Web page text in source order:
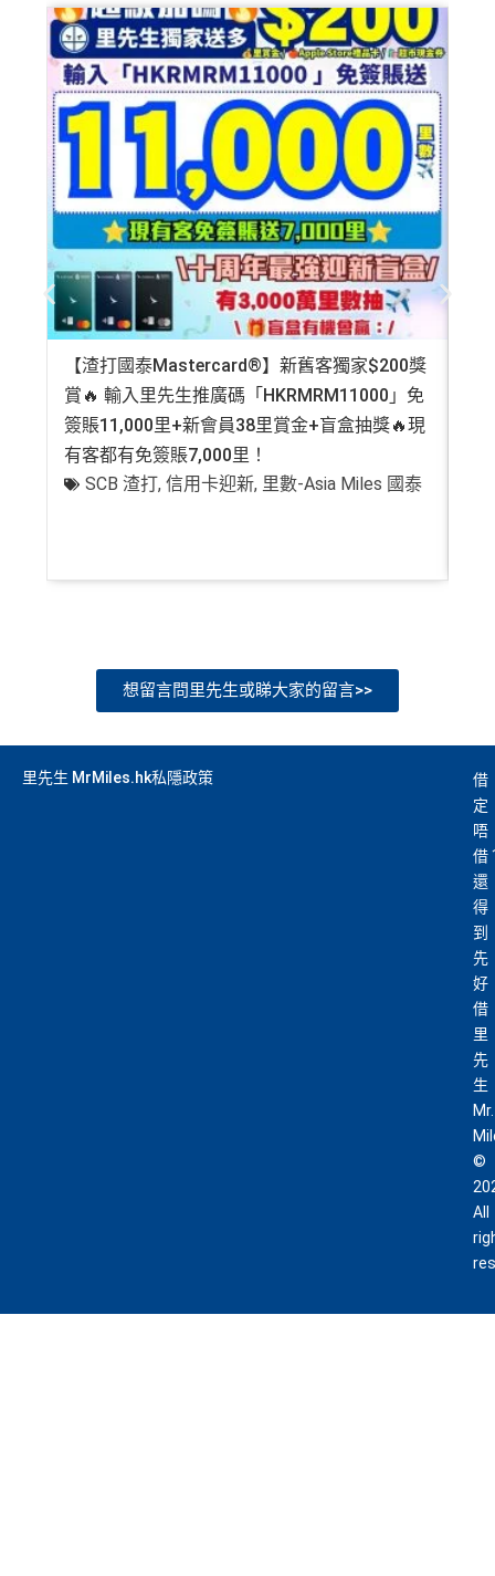
信和酒店優惠：會送住宿禮券，信和酒店及遠東酒店
集團第二晚免費住宿
積分無限期
飲食優惠全集：
AE美膳會及餐廳優惠合集 /AE買一送
一
優惠活動更新： AE信用卡優惠合集
年費$9,500無得豁免
海外簽賬手續費小貴，有2%收費(其他卡做緊1至1.9
5%)
平日簽賬HK$9=1里，儲里數嚟講唔算吸引
轉換成飛行里數手續費每次HK$400
查看更多信用卡詳情及分析...
【渣打國泰Mastercard®】新舊客獨家$200獎
賞🔥 輸入里先生推廣碼「HKRMRM11000」免
簽賬11,000里+新會員38里賞金+盲盒抽獎🔥現
有客都有免簽賬7,000里！
SCB 渣打,信用卡迎新, 里數-Asia Miles 國泰
想留言問里先生或睇大家的留言>>
里先生 MrMiles.hk私隱政策
借
定
唔
借
還
得
到
先
好
借
里
先
生
Mr.
©
All